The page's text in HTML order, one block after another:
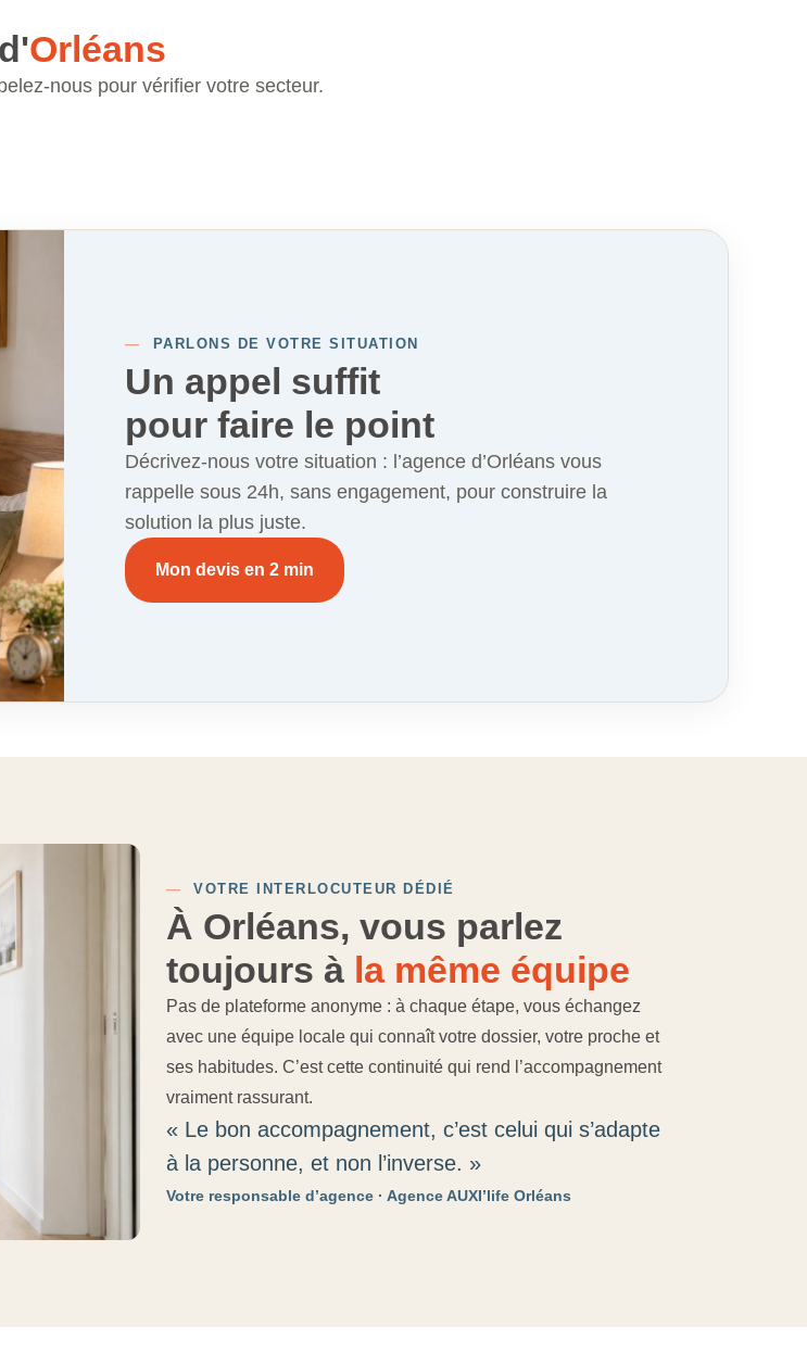
Orléans
nous pour vérifier votre secteur.
— PARLONS DE VOTRE SITUATION
Un appel suffit
pour faire le point
Décrivez-nous votre situation : l’agence d’Orléans vous
rappelle sous 24h, sans engagement, pour construire la
solution la plus juste.
Mon devis en 2 min
— VOTRE INTERLOCUTEUR DÉDIÉ
À Orléans, vous parlez
toujours à la même équipe
Pas de plateforme anonyme : à chaque étape, vous échangez
avec une équipe locale qui connaît votre dossier, votre proche et
ses habitudes. C’est cette continuité qui rend l’accompagnement
vraiment rassurant.
« Le bon accompagnement, c’est celui qui s’adapte
à la personne, et non l’inverse. »
Votre responsable d’agence · Agence AUXI’life Orléans